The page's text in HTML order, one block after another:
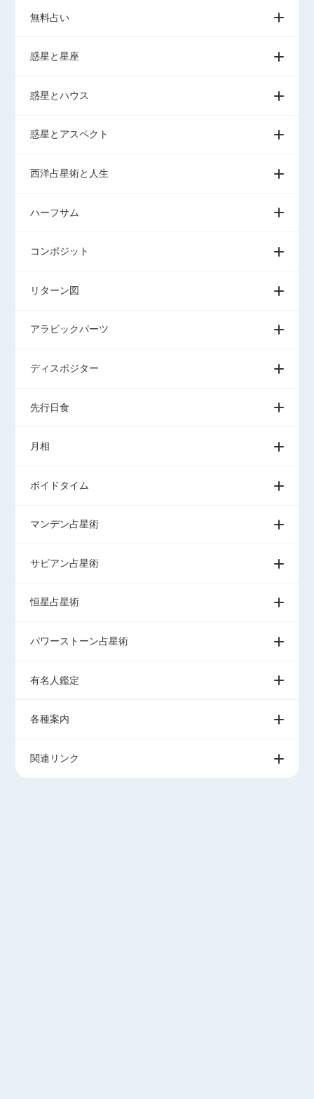
無料占い
惑星と星座
惑星とハウス
惑星とアスペクト
西洋占星術と人生
ハーフサム
コンポジット
リターン図
アラビックパーツ
ディスポジター
先行日食
月相
ボイドタイム
マンデン占星術
サビアン占星術
恒星占星術
パワーストーン占星術
有名人鑑定
各種案内
関連リンク